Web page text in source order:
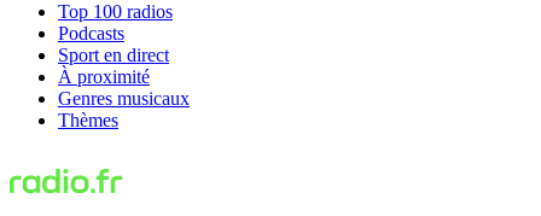
Top 100 radios
Podcasts
Sport en direct
À proximité
Genres musicaux
Thèmes